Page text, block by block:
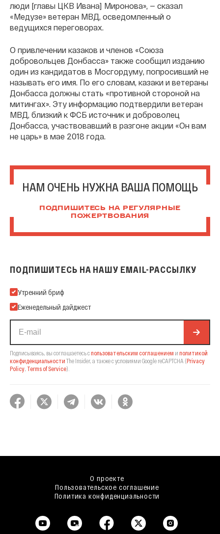
люди [главы ЦКВ Ивана] Миронова», — сказал
«Медузе» ветеран МВД, осведомленный о
ведущихся переговорах.
О привлечении казаков и членов «Союза
добровольцев Донбасса» также сообщил изданию
один из кандидатов в Мосгордуму, попросивший не
называть его имя. По его словам, казаки и ветераны
Донбасса должны стать «противной стороной на
митингах». Эту информацию подтвердили ветеран
МВД, близкий к ФСБ источник и доброволец
Донбасса, участвовавший в разгоне акции «Он вам
не царь» в мае 2018 года.
НАМ ОЧЕНЬ НУЖНА ВАША ПОМОЩЬ
ПОДПИШИТЕСЬ НА РЕГУЛЯРНЫЕ
ПОЖЕРТВОВАНИЯ
ПОДПИШИТЕСЬ НА НАШУ EMAIL-РАССЫЛКУ
Подпишитесь на нашу Email-рассылку
Утренний бриф
Еженедельный дайджест
Подписываясь, вы соглашаетесь спользовательским соглашением и политикой
конфиденциальности The Insider, а также с условиями Google reCAPTCHA (Privacy
Policy, Terms of Service).
О проекте
Пользовательское соглашение
Политика конфиденциальности